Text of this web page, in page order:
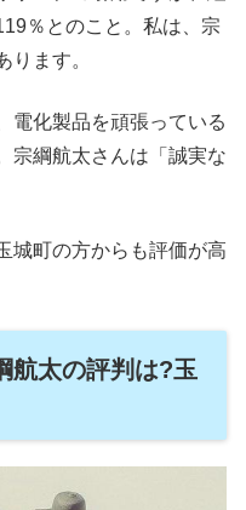
％とのこと。私は、宗
ります。
電化製品を頑張っている
宗綱航太さんは「誠実な
城町の方からも評価が高
航太の評判は?玉